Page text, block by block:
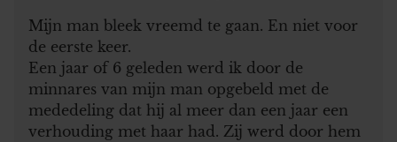
Mijn man bleek vreemd te gaan. En niet voor
de eerste keer.
Een jaar of 6 geleden werd ik door de
minnares van mijn man opgebeld met de
mededeling dat hij al meer dan een jaar een
verhouding met haar had. Zij werd door hem